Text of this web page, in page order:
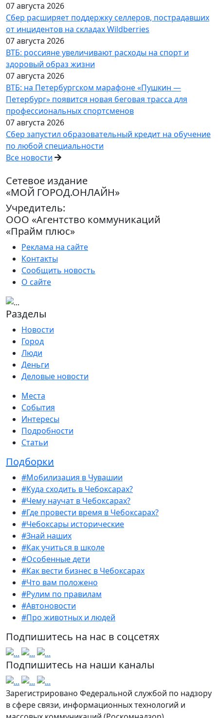
07 августа 2026
Сбер расширяет поддержку селлеров, пострадавших
от инцидентов на складах Wildberries
07 августа 2026
ВТБ: россияне увеличивают расходы на спорт и
здоровый образ жизни
07 августа 2026
ВТБ: на Петербургском марафоне «Пушкин —
Петербург» появится новая беговая трасса для
профессиональных спортсменов
07 августа 2026
Сбер запустил образовательный кредит на обучение
по любой специальности
Все новости
Сетевое издание
«МОЙ ГОРОД.ОНЛАЙН»
Учредитель:
ООО «Агентство коммуникаций
«Прайм плюс»
Реклама на сайте
Контакты
Сообщить новость
О сайте
Разделы
Новости
Город
Люди
Деньги
Деловые новости
Места
События
Интересы
Подробности
Статьи
Подборки
#Мобилизация в Чувашии
#Куда сходить в Чебоксарах?
#Чему научат в Чебоксарах?
#Где провести время в Чебоксарах?
#Чебоксары исторические
#Знай наших
#Как учиться в школе
#Особенные дети
#Как вести бизнес в Чебоксарах
#Что вам положено
#Рулим по правилам
#Автоновости
#Про животных и людей
Подпишитесь на нас в соцсетях
Подпишитесь на наши каналы
Зарегистрировано Федеральной службой по надзору
в сфере связи, информационных технологий и